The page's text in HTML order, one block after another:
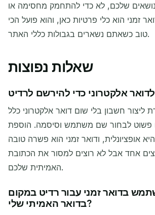
שלכם, לא כדי להתחמק מחסימה או
זמני הוא כלי פרטיות כאן, והוא פועל הכי
טוב כשאתם נשארים בגבולות כללי האתר.
שאלות נפוצות
חשבון בלי שום דואר אלקטרוני כלל
פשוט לבחור שם משתמש וסיסמה. הוספת
אופציונלית, ודואר זמני הוא פשרה טובה
אחד אבל לא רוצים למסור את הכתובת
האמיתית שלכם.
בדואר זמני עבור רדיט במקום
בדואר האמיתי שלי?